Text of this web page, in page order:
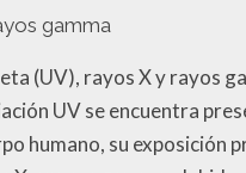
gamma
(UV), rayos X y rayos
UV se encuentra
humano, su